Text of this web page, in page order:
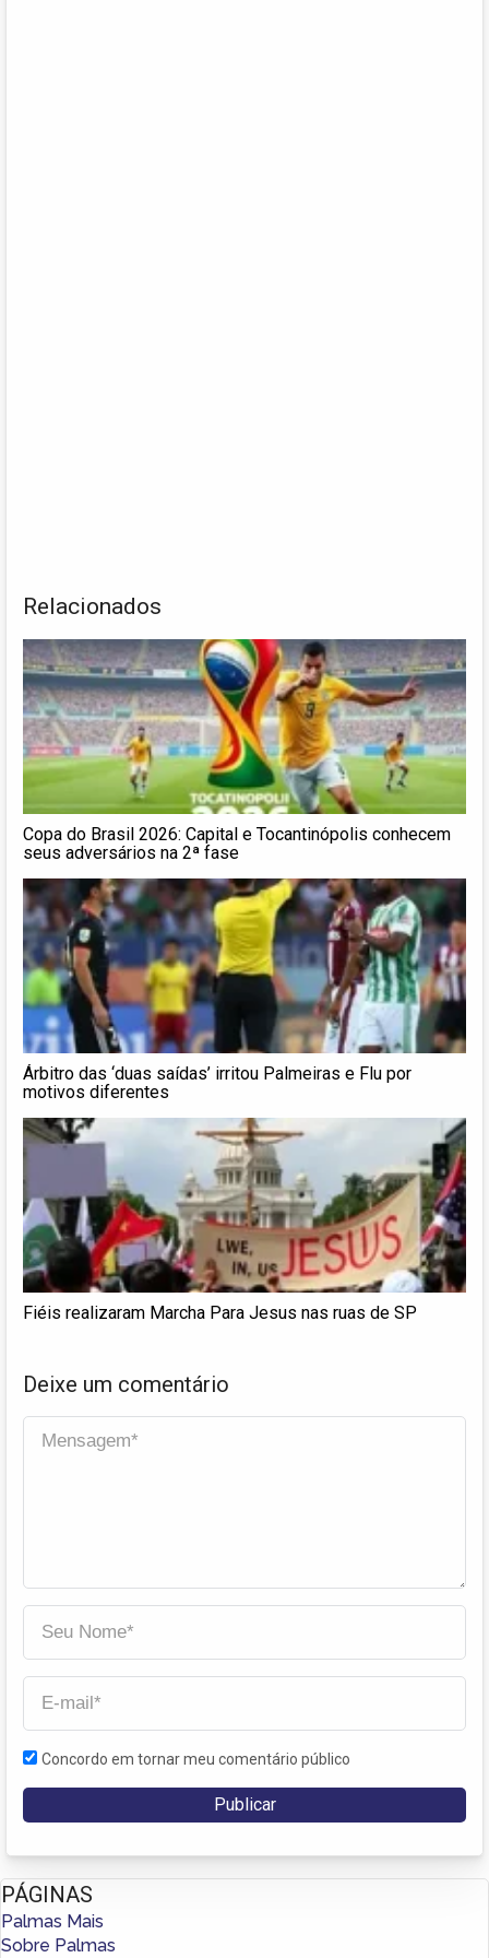
Relacionados
Copa do Brasil 2026: Capital e Tocantinópolis conhecem
seus adversários na 2ª fase
Árbitro das ‘duas saídas’ irritou Palmeiras e Flu por
motivos diferentes
Fiéis realizaram Marcha Para Jesus nas ruas de SP
Deixe um comentário
Concordo em tornar meu comentário público
PÁGINAS
Palmas Mais
Sobre Palmas